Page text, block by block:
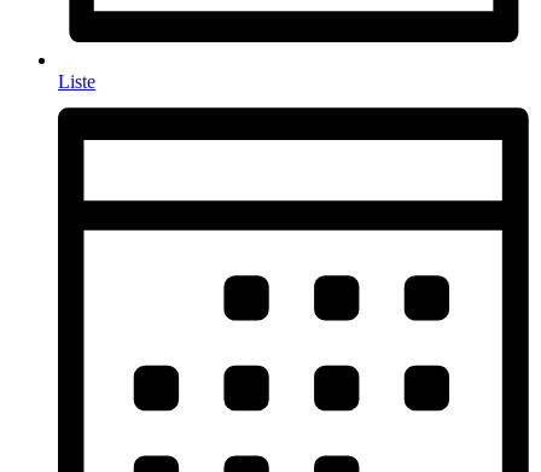
Liste